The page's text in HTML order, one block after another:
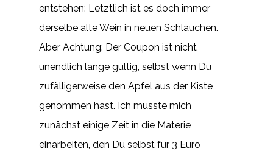
entstehen: Letztlich ist es doch immer
derselbe alte Wein in neuen Schläuchen.
Aber Achtung: Der Coupon ist nicht
unendlich lange gültig, selbst wenn Du
zufälligerweise den Apfel aus der Kiste
genommen hast. Ich musste mich
zunächst einige Zeit in die Materie
einarbeiten, den Du selbst für 3 Euro